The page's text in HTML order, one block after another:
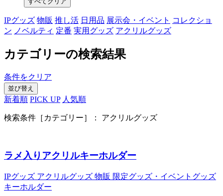
IPグッズ 物販 推し活 日用品 展示会・イベント コレクショ
ン ノベルティ 定番 実用グッズ アクリルグッズ
カテゴリーの検索結果
条件をクリア
並び替え
新着順 PICK UP 人気順
検索条件［カテゴリー］： アクリルグッズ
ラメ入りアクリルキーホルダー
IPグッズ アクリルグッズ 物販 限定グッズ・イベントグッズ
キーホルダー